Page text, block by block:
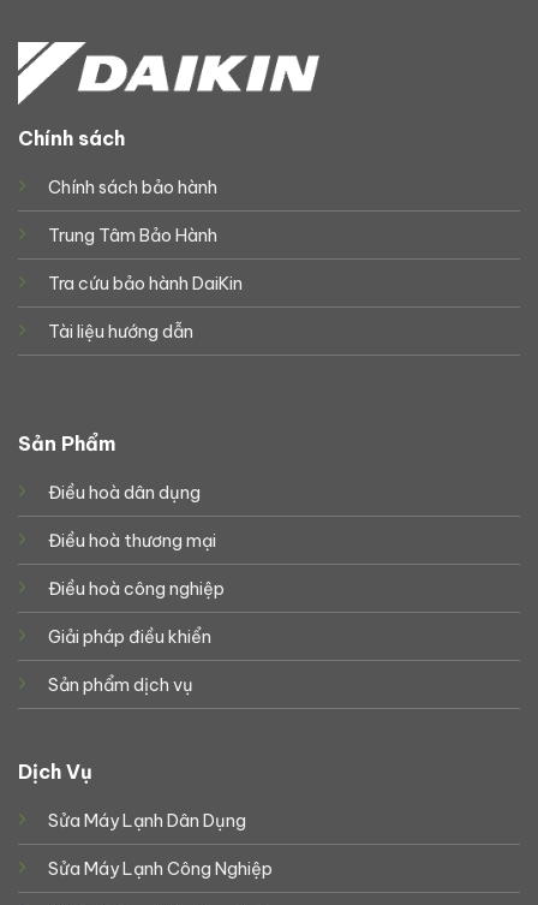
Chính sách
Chính sách bảo hành
Trung Tâm Bảo Hành
Tra cứu bảo hành DaiKin
Tài liệu hướng dẫn
Sản Phẩm
Điều hoà dân dụng
Điều hoà thương mại
Điều hoà công nghiệp
Giải pháp điều khiển
Sản phẩm dịch vụ
Dịch Vụ
Sửa Máy Lạnh Dân Dụng
Sửa Máy Lạnh Công Nghiệp